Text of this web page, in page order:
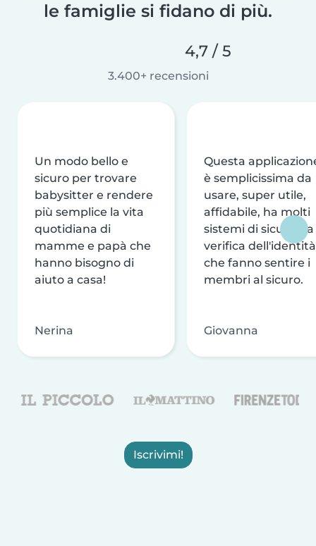
le famiglie si fidano di più.
4,7 / 5
3.400+ recensioni
Un modo bello e
sicuro per trovare
babysitter e rendere
più semplice la vita
quotidiana di
mamme e papà che
hanno bisogno di
aiuto a casa!
Nerina
Questa
è semplicissima da
usare, super utile,
affidabile, ha molti
sistemi di sicurezza
verifica dell'identità
che fanno sentire i
membri al sicuro.
Giovanna
Iscrivimi!